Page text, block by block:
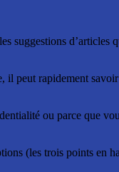
d’articles
peut rapidement
ou parce que
(les trois points en